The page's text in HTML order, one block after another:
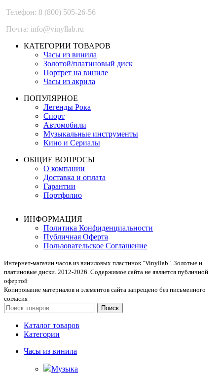
Телефон: 8 (800) 505-26-56
Почта: info@vinyllab.ru
КАТЕГОРИИ ТОВАРОВ
Часы из винила
Золотой/платиновый диск
Портрет на виниле
Часы из акрила
ПОПУЛЯРНОЕ
Легенды Рока
Спорт
Автомобили
Музыкальные инструменты
Кино и Сериалы
ОБЩИЕ ВОПРОСЫ
О компании
Доставка и оплата
Гарантии
Портфолио
ИНФОРМАЦИЯ
Политика Конфиденциальности
Публичная Оферта
Пользовательское Соглашение
Интернет-магазин часов из виниловых пластинок "Vinyllab". Золотые и
платиновые диски. 2012-2026. Содержимое сайта не является публичной
офертой
Копирование материалов и элементов сайта запрещено без письменного
согласия
Поиск
Каталог товаров
Категории
Часы из винила
Музыка